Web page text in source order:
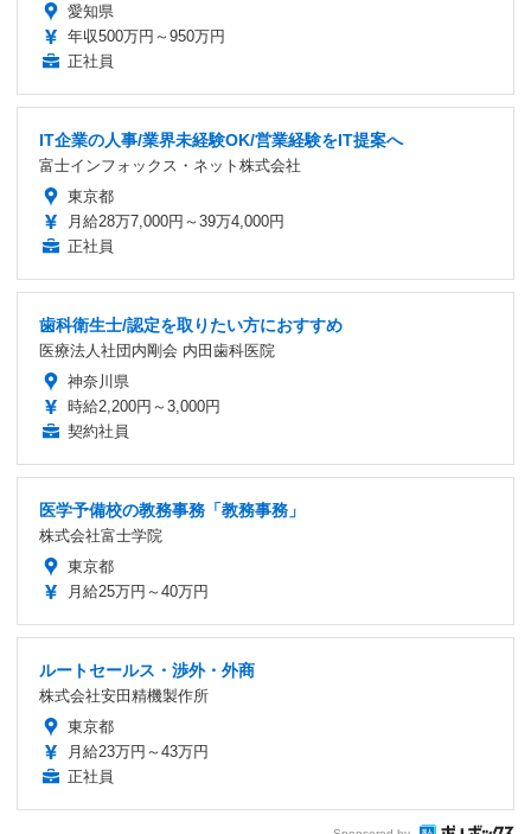
愛知県
年収500万円～950万円
正社員
IT企業の人事/業界未経験OK/営業経験をIT提案へ
富士インフォックス・ネット株式会社
東京都
月給28万7,000円～39万4,000円
正社員
歯科衛生士/認定を取りたい方におすすめ
医療法人社団内剛会 内田歯科医院
神奈川県
時給2,200円～3,000円
契約社員
医学予備校の教務事務「教務事務」
株式会社富士学院
東京都
月給25万円～40万円
ルートセールス・渉外・外商
株式会社安田精機製作所
東京都
月給23万円～43万円
正社員